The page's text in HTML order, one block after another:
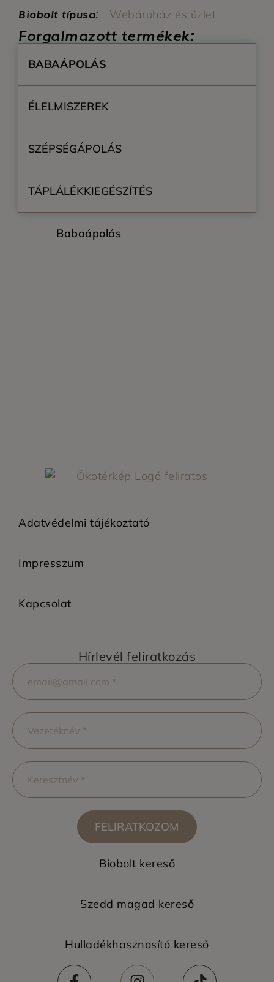
Biobolt típusa: Webáruház és üzlet
Forgalmazott termékek:
BABAÁPOLÁS
ÉLELMISZEREK
SZÉPSÉGÁPOLÁS
TÁPLÁLÉKKIEGÉSZÍTÉS
Babaápolás
Adatvédelmi tájékoztató
Impresszum
Kapcsolat
Hírlevél feliratkozás
FELIRATKOZOM
Biobolt kereső
Szedd magad kereső
Hulladékhasznosító kereső